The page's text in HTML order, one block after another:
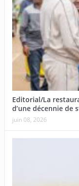
Editorial/La
d’une décennie de
juin 08, 2026